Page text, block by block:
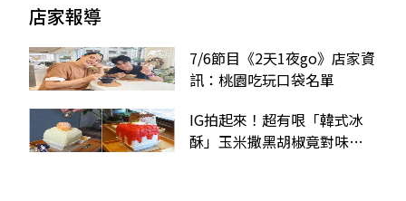
店家報導
7/6節目《2天1夜go》店家資
訊：桃園吃玩口袋名單
IG拍起來！超有哏「韓式冰
酥」玉米撒黑胡椒竟對味，